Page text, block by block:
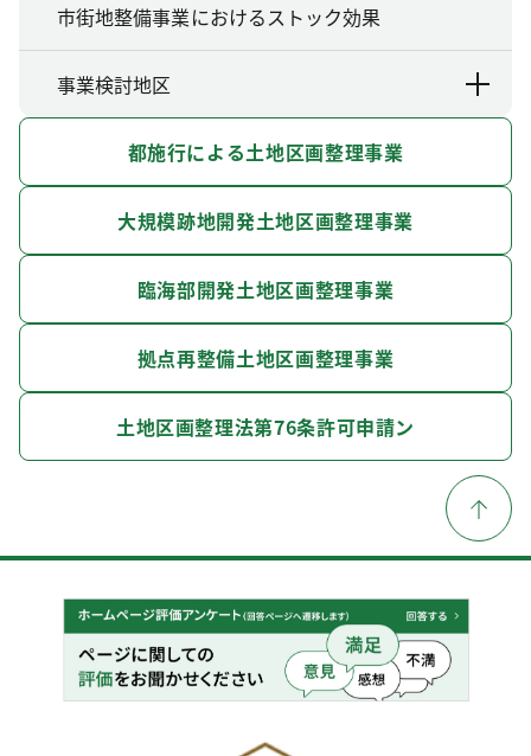
市街地整備事業におけるストック効果
事業検討地区
都施行による土地区画整理事業
大規模跡地開発土地区画整理事業
臨海部開発土地区画整理事業
拠点再整備土地区画整理事業
土地区画整理法第76条許可申請ン